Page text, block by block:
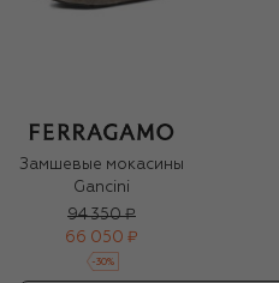
Замшевые мокасины
Gancini
94 350 ₽
66 050 ₽
-30%